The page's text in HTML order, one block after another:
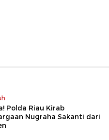
Polda Riau Kirab
Nugraha Sakanti dari